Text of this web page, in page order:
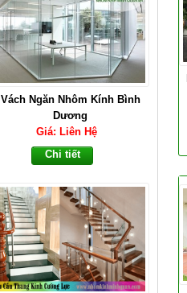
Vách Ngăn Nhôm Kính Bình
Dương
Giá: Liên Hệ
Chi tiết